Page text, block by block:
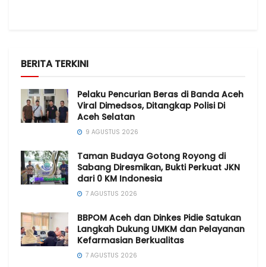
BERITA TERKINI
Pelaku Pencurian Beras di Banda Aceh
Viral Dimedsos, Ditangkap Polisi Di
Aceh Selatan
9 AGUSTUS 2026
Taman Budaya Gotong Royong di
Sabang Diresmikan, Bukti Perkuat JKN
dari 0 KM Indonesia
7 AGUSTUS 2026
BBPOM Aceh dan Dinkes Pidie Satukan
Langkah Dukung UMKM dan Pelayanan
Kefarmasian Berkualitas
7 AGUSTUS 2026